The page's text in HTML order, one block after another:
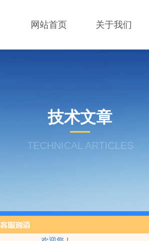
网站首页 关于我们
技术文章
TECHNICAL ARTICLES
图技GL240存储记录仪/数据采集记录器